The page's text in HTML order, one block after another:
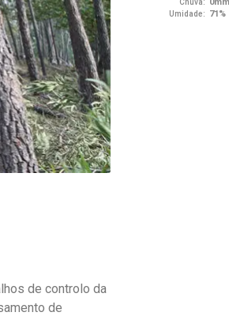
de controlo da
de